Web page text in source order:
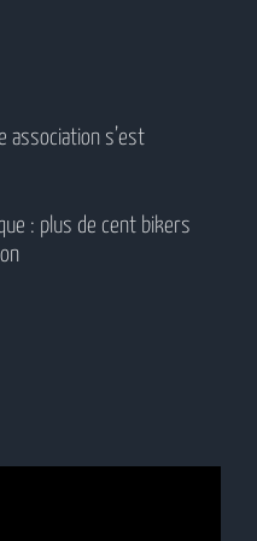
association s’est
: plus de cent bikers